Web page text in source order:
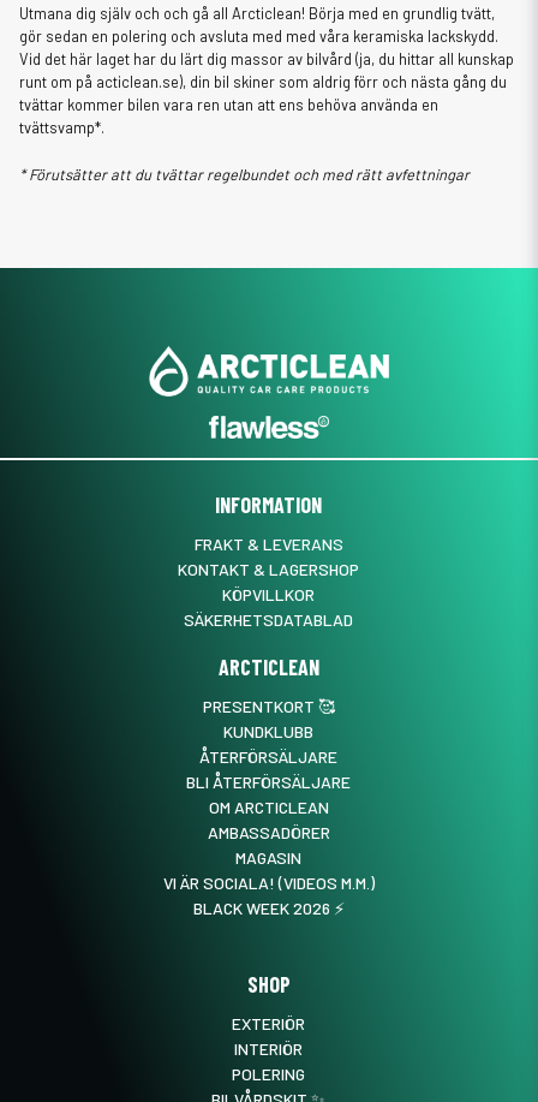
Utmana dig själv och och gå all Arcticlean! Börja med en grundlig tvätt,
gör sedan en polering och avsluta med med våra keramiska lackskydd.
Vid det här laget har du lärt dig massor av bilvård (ja, du hittar all kunskap
runt om på acticlean.se), din bil skiner som aldrig förr och nästa gång du
tvättar kommer bilen vara ren utan att ens behöva använda en
tvättsvamp*.
* Förutsätter att du tvättar regelbundet och med rätt avfettningar
INFORMATION
FRAKT & LEVERANS
KONTAKT & LAGERSHOP
KÖPVILLKOR
SÄKERHETSDATABLAD
ARCTICLEAN
PRESENTKORT 🥰
KUNDKLUBB
ÅTERFÖRSÄLJARE
BLI ÅTERFÖRSÄLJARE
OM ARCTICLEAN
AMBASSADÖRER
MAGASIN
VI ÄR SOCIALA! (VIDEOS M.M.)
BLACK WEEK 2026 ⚡️
SHOP
EXTERIÖR
INTERIÖR
POLERING